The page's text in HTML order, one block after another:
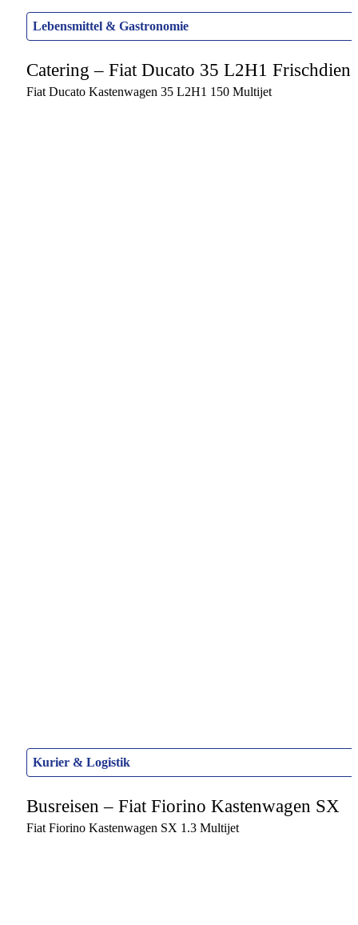
Lebensmittel & Gastronomie
Catering – Fiat Ducato 35 L2H1
Fiat Ducato Kastenwagen 35 L2H1 150 Multijet
Kurier & Logistik
Busreisen – Fiat Fiorino Kastenwagen SX
Fiat Fiorino Kastenwagen SX 1.3 Multijet